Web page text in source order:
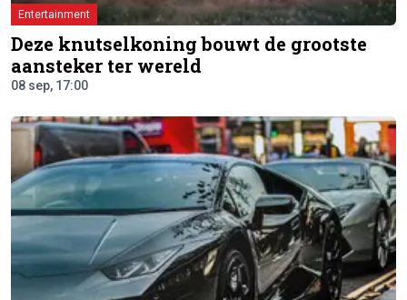
Entertainment
Deze knutselkoning bouwt de grootste
aansteker ter wereld
08 sep, 17:00